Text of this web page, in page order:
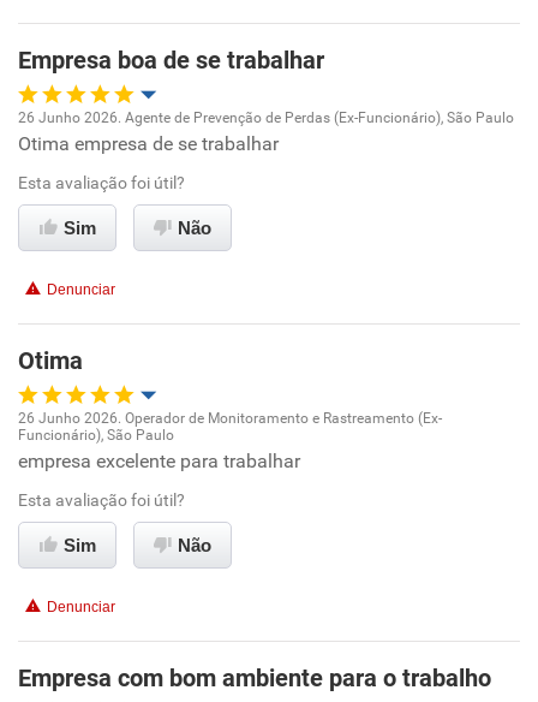
Empresa boa de se trabalhar
Oportunidade de promoção
Ambiente de trabalho
Benefícios
Recomenda esta empresa
26 Junho 2026. Agente de Prevenção de Perdas (Ex-Funcionário), São Paulo
Otima empresa de se trabalhar
Esta avaliação foi útil?
Sim Não
Denunciar
Otima
Oportunidade de promoção
Ambiente de trabalho
Conciliação com a vida familiar
Recomenda esta empresa
26 Junho 2026. Operador de Monitoramento e Rastreamento (Ex-
Funcionário), São Paulo
empresa excelente para trabalhar
Esta avaliação foi útil?
Sim Não
Denunciar
Empresa com bom ambiente para o trabalho